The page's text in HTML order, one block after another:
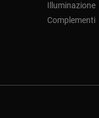
Illuminazione
Complementi